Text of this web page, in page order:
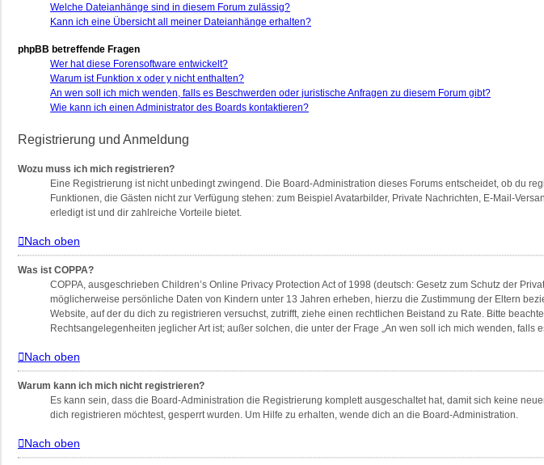
Welche Dateianhänge sind in diesem Forum zulässig?
Kann ich eine Übersicht all meiner Dateianhänge erhalten?
phpBB betreffende Fragen
Wer hat diese Forensoftware entwickelt?
Warum ist Funktion x oder y nicht enthalten?
An wen soll ich mich wenden, falls es Beschwerden oder juristische Anfragen zu diesem Forum gibt?
Wie kann ich einen Administrator des Boards kontaktieren?
Registrierung und Anmeldung
Wozu muss ich mich registrieren?
Eine Registrierung ist nicht unbedingt zwingend. Die Board-Administration dieses Forums entscheidet, ob du
Funktionen, die Gästen nicht zur Verfügung stehen: zum Beispiel Avatarbilder, Private Nachrichten, E-Mail-
erledigt ist und dir zahlreiche Vorteile bietet.
Nach oben
Was ist COPPA?
COPPA, ausgeschrieben Children’s Online Privacy Protection Act of 1998 (deutsch: Gesetz zum Schutz der
möglicherweise persönliche Daten von Kindern unter 13 Jahren erheben, hierzu die Zustimmung der Eltern
Website, auf der du dich zu registrieren versuchst, zutrifft, ziehe einen rechtlichen Beistand zu Rate. Bitte
Rechtsangelegenheiten jeglicher Art ist; außer solchen, die unter der Frage „An wen soll ich mich wenden,
Nach oben
Warum kann ich mich nicht registrieren?
Es kann sein, dass die Board-Administration die Registrierung komplett ausgeschaltet hat, damit sich keine
dich registrieren möchtest, gesperrt wurden. Um Hilfe zu erhalten, wende dich an die Board-Administration.
Nach oben